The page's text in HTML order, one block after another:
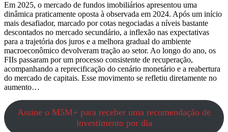
Em 2025, o mercado de fundos imobiliários apresentou uma
dinâmica praticamente oposta à observada em 2024. Após um início
mais desafiador, marcado por cotas negociadas a níveis bastante
descontados no mercado secundário, a inflexão nas expectativas
para a trajetória dos juros e a melhora gradual do ambiente
macroeconômico devolveram tração ao setor. Ao longo do ano, os
FIIs passaram por um processo consistente de recuperação,
acompanhando a reprecificação do cenário monetário e a reabertura
do mercado de capitais. Esse movimento se refletiu diretamente no
aumento…
Assine o M5M+ para receber uma recomendação de
investimento por dia